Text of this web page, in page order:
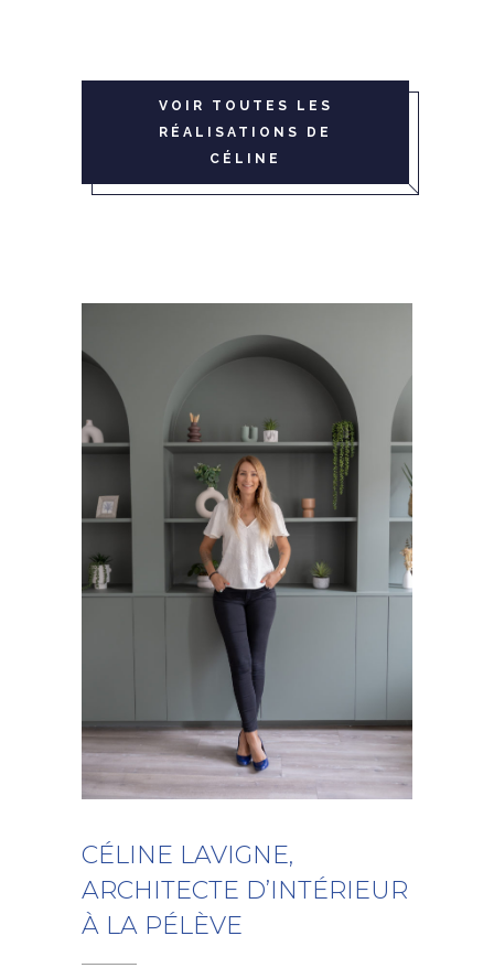
VOIR TOUTES LES
RÉALISATIONS DE
CÉLINE
CÉLINE LAVIGNE,
ARCHITECTE D’INTÉRIEUR
À LA PÉLÈVE